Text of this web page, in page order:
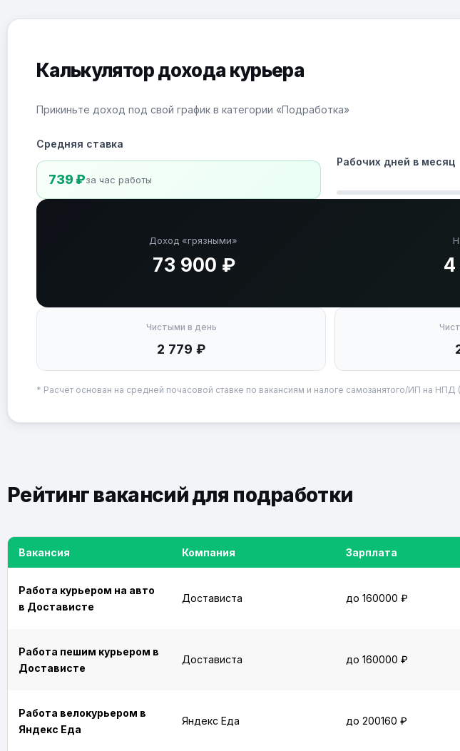
Калькулятор дохода курьера
Прикиньте доход под свой график в категории «Подработка»
Средняя ставка
739 ₽за час работы
Рабочих дней в месяц
Доход «грязными»
73 900 ₽
Чистыми в день
2 779 ₽
* Расчёт основан на средней почасовой ставке по вакансиям и налоге самозанятого/ИП на НПД
Рейтинг вакансий для подработки
Вакансия Компания Зарплата
Работа курьером на авто
в Достависте
Достависта до 160000 ₽
Работа пешим курьером в
Достависте
Достависта до 160000 ₽
Работа велокурьером в
Яндекс Еда
Яндекс Еда до 200160 ₽